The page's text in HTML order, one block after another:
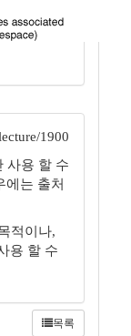
1900
사용 할 수
에는 출처
적이나,
용 할 수
목록